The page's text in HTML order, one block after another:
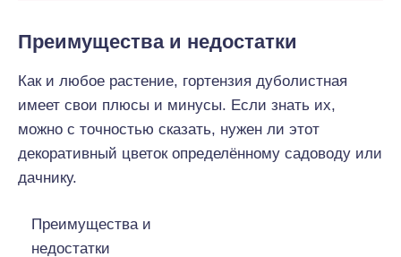
Преимущества и недостатки
Как и любое растение, гортензия дуболистная
имеет свои плюсы и минусы. Если знать их,
можно с точностью сказать, нужен ли этот
декоративный цветок определённому садоводу или
дачнику.
Преимущества и
недостатки